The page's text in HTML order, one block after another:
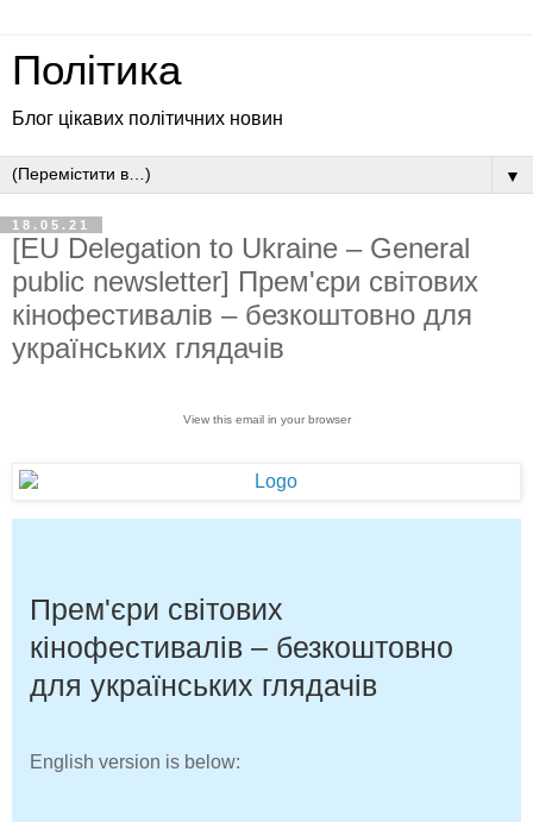
Політика
Блог цікавих політичних новин
▼
18.05.21
[EU Delegation to Ukraine – General
public newsletter] Прем'єри світових
кінофестивалів – безкоштовно для
українських глядачів
View this email in your browser
Прем'єри світових
кінофестивалів – безкоштовно
для українських глядачів
English version is below: